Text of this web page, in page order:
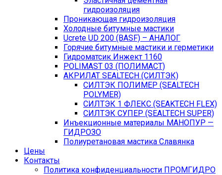
гидроизоляция
Проникающая гидроизоляция
Холодные битумные мастики
Ucrete UD 200 (BASF) – АНАЛОГ
Горячие битумные мастики и герметики
Гидроматсик Инжект 1160
POLIMAST 03 (ПОЛИМАСТ)
АКРИЛАТ SEALTECH (СИЛТЭК)
СИЛТЭК ПОЛИМЕР (SEALTECH
POLYMER)
СИЛТЭК 1 ФЛЕКС (SEAKTECH FLEX)
СИЛТЭК СУПЕР (SEALTECH SUPER)
Инъекционные материалы МАНОПУР —
ГИДРОЗО
Полиуретановая мастика Славянка
Цены
Контакты
Политика конфиденциальности ПРОМГИДРО